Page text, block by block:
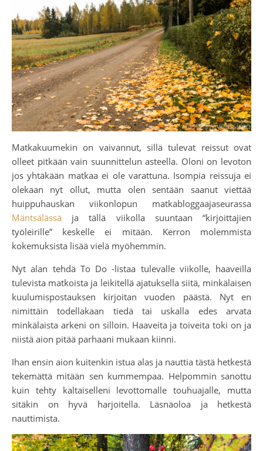
Matkakuumekin on vaivannut, sillä tulevat reissut ovat
olleet pitkään vain suunnittelun asteella. Oloni on levoton
jos yhtäkään matkaa ei ole varattuna. Isompia reissuja ei
olekaan nyt ollut, mutta olen sentään saanut viettää
huippuhauskan viikonlopun matkabloggaajaseurassa
Mäntsälässä ja tällä viikolla suuntaan “kirjoittajien
työleirille” keskelle ei mitään. Kerron molemmista
kokemuksista lisää vielä myöhemmin.
Nyt alan tehdä To Do -listaa tulevalle viikolle, haaveilla
tulevista matkoista ja leikitellä ajatuksella siitä, minkälaisen
kuulumispostauksen kirjoitan vuoden päästä. Nyt en
nimittäin todellakaan tiedä tai uskalla edes arvata
minkälaista arkeni on silloin. Haaveita ja toiveita toki on ja
niistä aion pitää parhaani mukaan kiinni.
Ihan ensin aion kuitenkin istua alas ja nauttia tästä hetkestä
tekemättä mitään sen kummempaa. Helpommin sanottu
kuin tehty kaltaiselleni levottomalle touhuajalle, mutta
sitäkin on hyvä harjoitella. Läsnäoloa ja hetkestä
nauttimista.